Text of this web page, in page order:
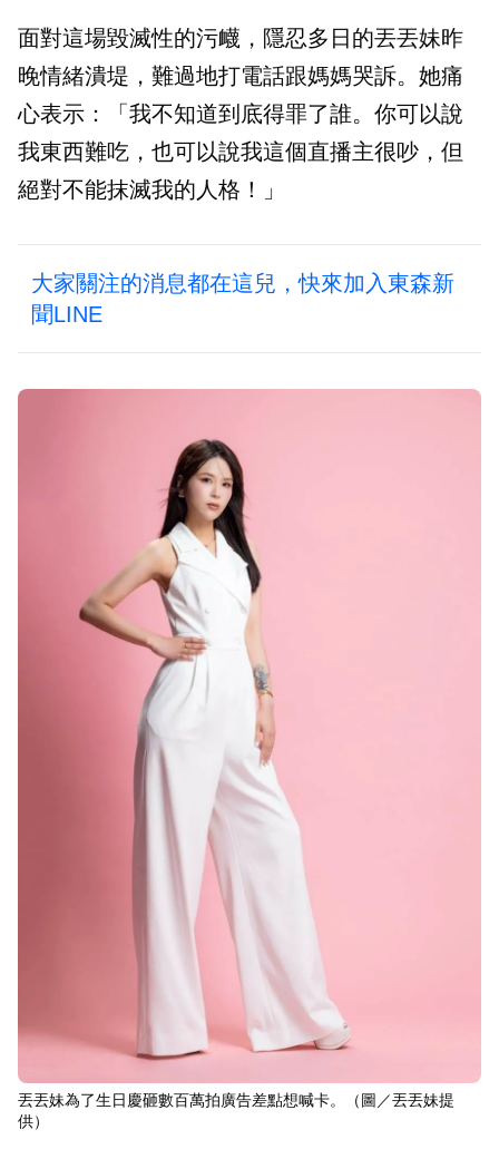
面對這場毀滅性的污衊，隱忍多日的丟丟妹昨
晚情緒潰堤，難過地打電話跟媽媽哭訴。她痛
心表示：「我不知道到底得罪了誰。你可以說
我東西難吃，也可以說我這個直播主很吵，但
絕對不能抹滅我的人格！」
大家關注的消息都在這兒，快來加入東森新
聞LINE
丟丟妹為了生日慶砸數百萬拍廣告差點想喊卡。（圖／丟丟妹提
供）